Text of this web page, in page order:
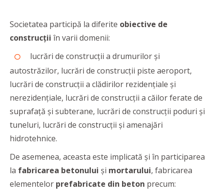
Societatea participă la diferite obiective de
construcții în varii domenii:
lucrări de construcții a drumurilor și
autostrăzilor, lucrări de construcții piste aeroport,
lucrări de construcții a clădirilor rezidențiale și
nerezidențiale, lucrări de construcții a căilor ferate de
suprafață și subterane, lucrări de construcții poduri și
tuneluri, lucrări de construcții și amenajări
hidrotehnice.
De asemenea, aceasta este implicată și în participarea
la fabricarea betonului și mortarului, fabricarea
elementelor prefabricate din beton precum: